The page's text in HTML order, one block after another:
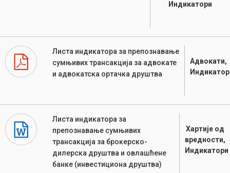
Индикатори
Листа индикатора за препознавање
сумњивих трансакција за адвокате
и адвокатска ортачка друштва
Адвокати,
Листа индикатора за
препознавање сумњивих
трансакција за брокерско-
дилерска друштва и овлашћене
банке (инвестициона друштва)
Хартије од
вредности,
Индикатори